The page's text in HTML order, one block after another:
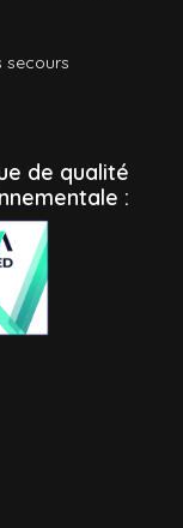
secours
de qualité
: